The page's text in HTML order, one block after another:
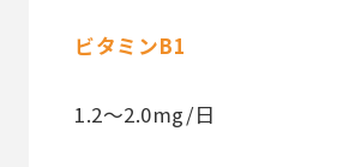
ビタミンB1
1.2〜2.0mg/日